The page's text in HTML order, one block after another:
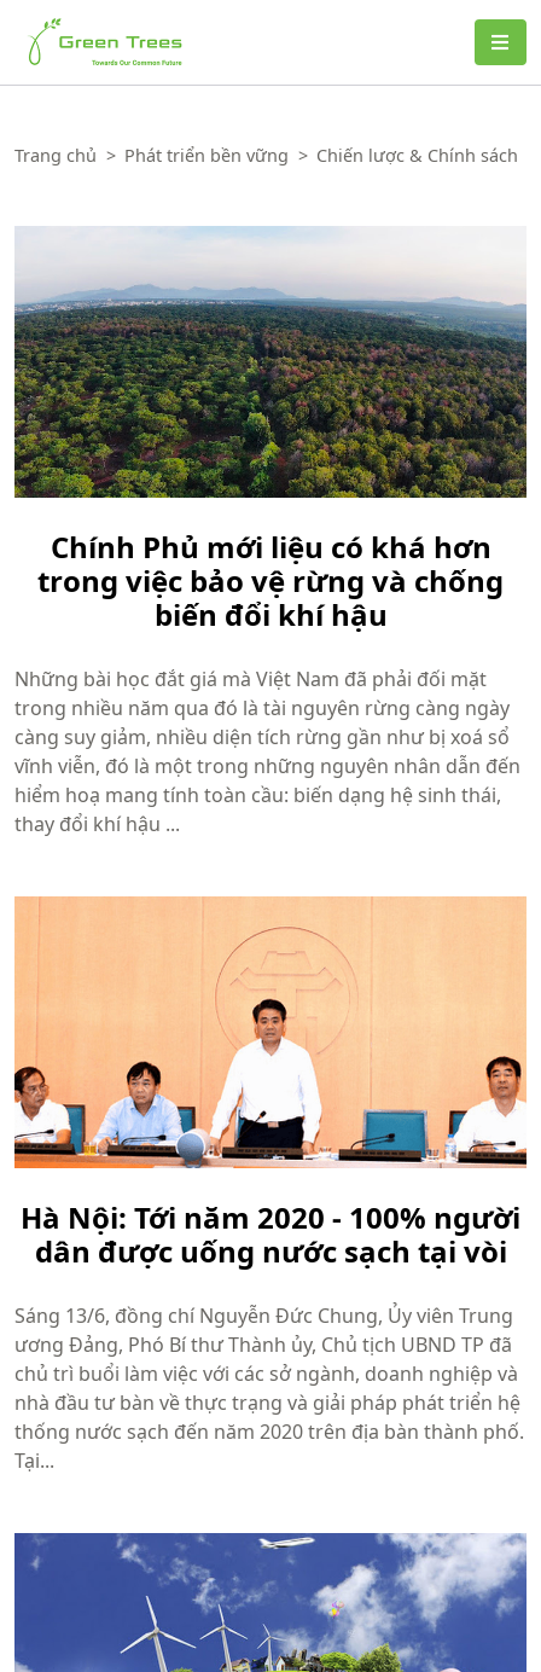
Green Trees
Trang chủ > Phát triển bền vững > Chiến lược & Chính sách
Chính Phủ mới liệu có khá hơn
trong việc bảo vệ rừng và chống
biến đổi khí hậu
Những bài học đắt giá mà Việt Nam đã phải đối mặt
trong nhiều năm qua đó là tài nguyên rừng càng ngày
càng suy giảm, nhiều diện tích rừng gần như bị xoá sổ
vĩnh viễn, đó là một trong những nguyên nhân dẫn đến
hiểm hoạ mang tính toàn cầu: biến dạng hệ sinh thái,
thay đổi khí hậu ...
Hà Nội: Tới năm 2020 - 100% người
dân được uống nước sạch tại vòi
Sáng 13/6, đồng chí Nguyễn Đức Chung, Ủy viên Trung
ương Đảng, Phó Bí thư Thành ủy, Chủ tịch UBND TP đã
chủ trì buổi làm việc với các sở ngành, doanh nghiệp và
nhà đầu tư bàn về thực trạng và giải pháp phát triển hệ
thống nước sạch đến năm 2020 trên địa bàn thành phố.
Tại...